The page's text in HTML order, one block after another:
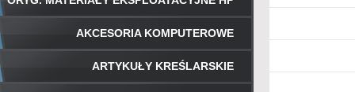
AKCESORIA KOMPUTEROWE
ARTYKUŁY KREŚLARSKIE